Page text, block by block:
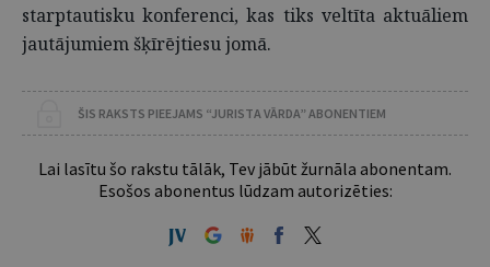
starptautisku konferenci, kas tiks veltīta aktuāliem
jautājumiem šķīrējtiesu jomā.
ŠIS RAKSTS PIEEJAMS “JURISTA VĀRDA” ABONENTIEM
Lai lasītu šo rakstu tālāk, Tev jābūt žurnāla abonentam.
Esošos abonentus lūdzam autorizēties: